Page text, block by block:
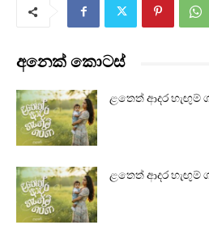
අනෙක් කොටස්
ළතෙත් ආදර හැඟුම්
ළතෙත් ආදර හැඟුම්